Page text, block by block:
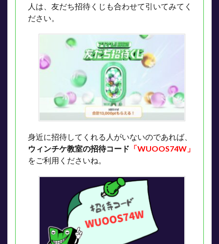
人は、友だち招待くじも合わせて引いてみてく
ださい。
身近に招待してくれる人がいないのであれば、
ウィンチケ教室の招待コード 「WUOOS74W」
をご利用くださいね。